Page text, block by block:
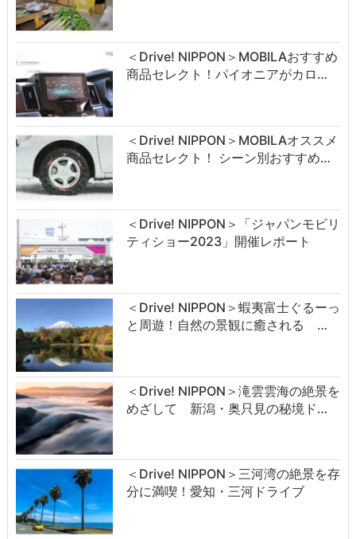
＜Drive! NIPPON＞MOBILAおすすめ
商品セレクト！パイオニアがカロ…
＜Drive! NIPPON＞MOBILAオススメ
商品セレクト！ シーン別おすすめ…
＜Drive! NIPPON＞「ジャパンモビリ
ティショー2023」開催レポート
＜Drive! NIPPON＞蝦夷富士ぐるーっ
と周遊！自然の景観に癒される …
＜Drive! NIPPON＞滝雲雲海の絶景を
めざして 新潟・奥只見の秘境ド…
＜Drive! NIPPON＞三河湾の絶景を存
分に満喫！愛知・三河ドライブ